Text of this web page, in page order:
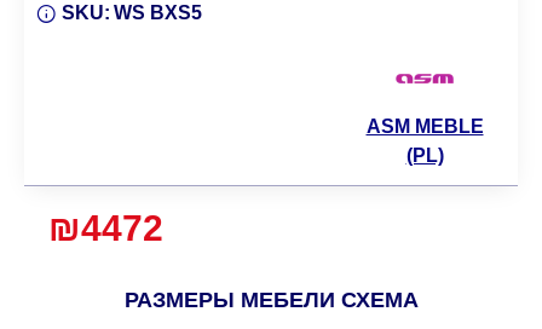
РАЗМЕРЫ МЕБЕЛИ СХЕМА
₪4472
SKU: WS BXS5
ASM MEBLE
(PL)